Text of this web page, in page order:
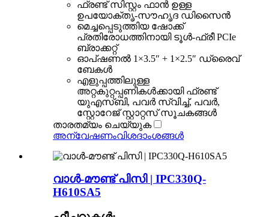
ഫ്രണ്ട് സിസ്റ്റം ഫാൻ ഉള്ള
ഉപയോക്തൃ-സൗഹൃദ ഡിസൈൻ
മെച്ചപ്പെടുത്തിയ ഷോക്ക്
പ്രതിരോധത്തിനായി ടൂൾ-ഫ്രീ PCIe
ബ്രാക്കറ്റ്
ഓപ്ഷണൽ 1×3.5″ + 1×2.5″ ഡ്രൈവ്
ബേകൾ
എളുപ്പത്തിലുള്ള
അറ്റകുറ്റപ്പണികൾക്കായി ഫ്രണ്ട്
യുഎസ്ബി, പവർ സ്വിച്ച്, പവർ,
സ്റ്റോറേജ് സ്റ്റാറ്റസ് സൂചകങ്ങൾ
താരതമ്യം ചെയ്യുക
അന്വേഷണംവിശദാംശങ്ങൾ
വാൾ-മൗണ്ട് പിസി | IPC330Q-
H610SA5